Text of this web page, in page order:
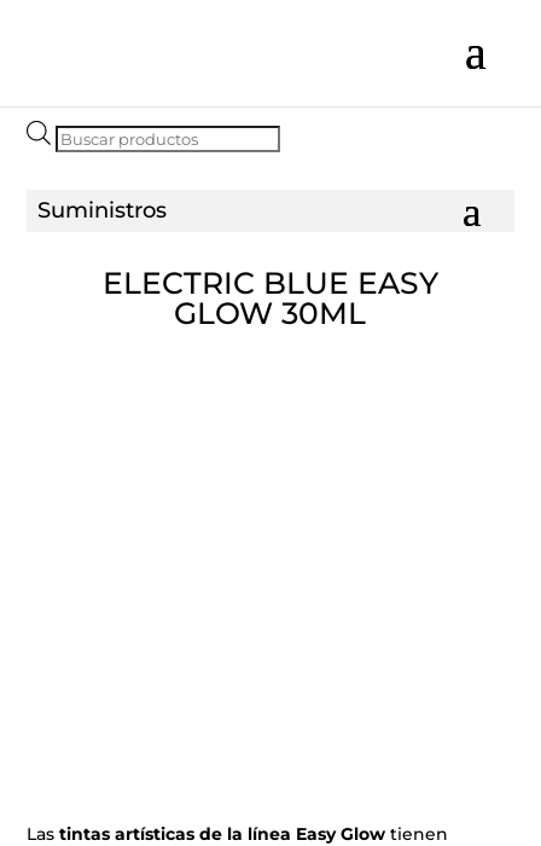
Búsqueda
ELECTRIC BLUE EASY
GLOW 30ML
Lastintas artísticas de la línea Easy Glow tienen